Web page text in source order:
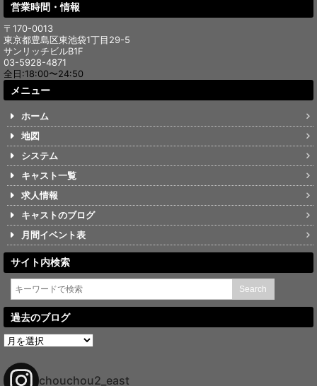
営業時間・情報
〒170-0013
東京都豊島区東池袋1丁目29-5
サンリッチビルB1F
03-5928-4871
全日:18:00〜24:50
メニュー
ホーム
地図
システム
キャスト一覧
求人情報
キャストのブログ
月間イベント表
サイト内検索
過去のブログ
過
去
ブ
ロ
chouchou2_east